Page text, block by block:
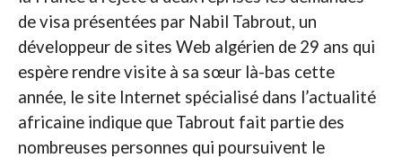
de visa présentées par Nabil Tabrout, un
développeur de sites Web algérien de 29 ans qui
espère rendre visite à sa sœur là-bas cette
année, le site Internet spécialisé dans l’actualité
africaine indique que Tabrout fait partie des
nombreuses personnes qui poursuivent le